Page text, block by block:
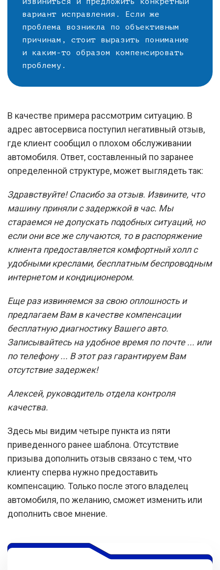
вариант исправления. Если же
проблема возникла по объективным
причинам, стоит выразить понимание
и каким-то образом компенсировать
проблему.
В качестве примера рассмотрим ситуацию. В
адрес автосервиса поступил негативный отзыв,
где клиент сообщил о плохом обслуживании
автомобиля. Ответ, составленный по заранее
определенной структуре, может выглядеть так:
Здравствуйте! Спасибо за отзыв. Извините, что
машину приняли с задержкой в час. Мы
стараемся не допускать подобных ситуаций, но
если они все же случаются, то в распоряжение
клиента предоставляется комфортный холл с
удобными креслами, бесплатным беспроводным
интернетом и кондиционером.
Еще раз извиняемся за свою оплошность и
предлагаем Вам в качестве компенсации
бесплатную диагностику Вашего авто.
Записывайтесь на удобное время по почте ... или
по телефону ... В этот раз гарантируем Вам
отсутствие задержек!
Алексей, руководитель отдела контроля
качества.
Здесь мы видим четыре пункта из пяти
приведенного ранее шаблона. Отсутствие
призыва дополнить отзыв связано с тем, что
клиенту сперва нужно предоставить
компенсацию. Только после этого владелец
автомобиля, по желанию, сможет изменить или
дополнить свое мнение.